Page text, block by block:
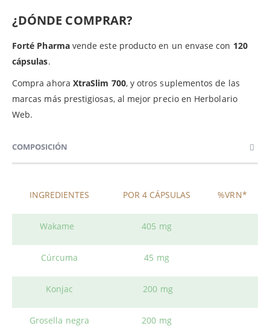
¿DÓNDE COMPRAR?
Forté Pharmavende este producto en un envase con 120
cápsulas.
Compra ahora XtraSlim 700, y otros suplementos de las
marcas más prestigiosas, al mejor precio en Herbolario
Web.
COMPOSICIÓN
INGREDIENTES POR 4 CÁPSULAS %VRN*
Wakame 405 mg
Cúrcuma 45 mg
Konjac 200 mg
Grosella negra 200 mg